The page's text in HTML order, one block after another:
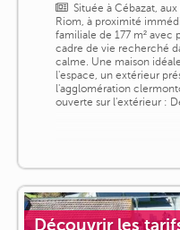
Située à Cébazat,
Riom, à proximité
familiale de 177 m² avec
cadre de vie recherché
calme. Une maison
l'espace, un extérieur
l'agglomération
ouverte sur l'extérieur :
Découvrir les